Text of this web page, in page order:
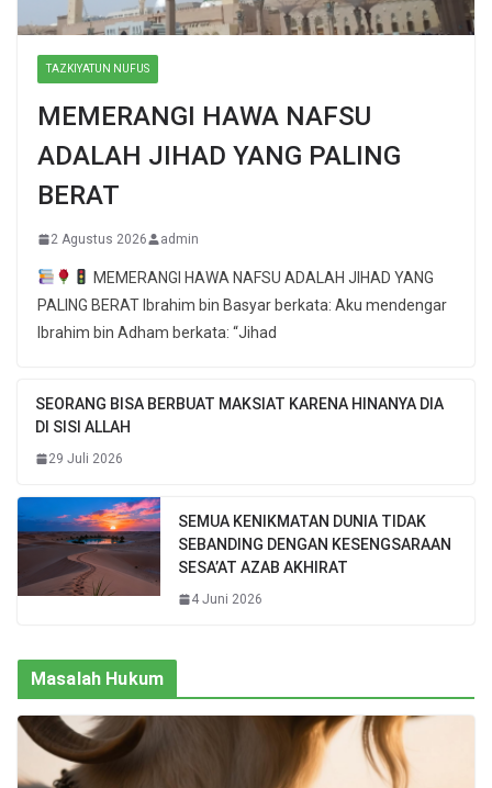
TAZKIYATUN NUFUS
MEMERANGI HAWA NAFSU
ADALAH JIHAD YANG PALING
BERAT
2 Agustus 2026 admin
MEMERANGI HAWA NAFSU ADALAH JIHAD YANG
PALING BERAT Ibrahim bin Basyar berkata: Aku mendengar
Ibrahim bin Adham berkata: “Jihad
SEORANG BISA BERBUAT MAKSIAT KARENA HINANYA DIA
DI SISI ALLAH
29 Juli 2026
SEMUA KENIKMATAN DUNIA TIDAK
SEBANDING DENGAN KESENGSARAAN
SESA’AT AZAB AKHIRAT
4 Juni 2026
Masalah Hukum